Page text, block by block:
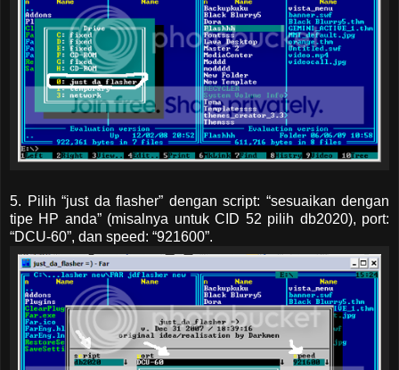
5. Pilih “just da flasher” dengan script: “sesuaikan dengan
tipe HP anda” (misalnya untuk CID 52 pilih db2020), port:
“DCU-60”, dan speed: “921600”.